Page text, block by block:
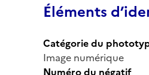
Éléments
Catégorie du
Image numérique
Numéro du négatif